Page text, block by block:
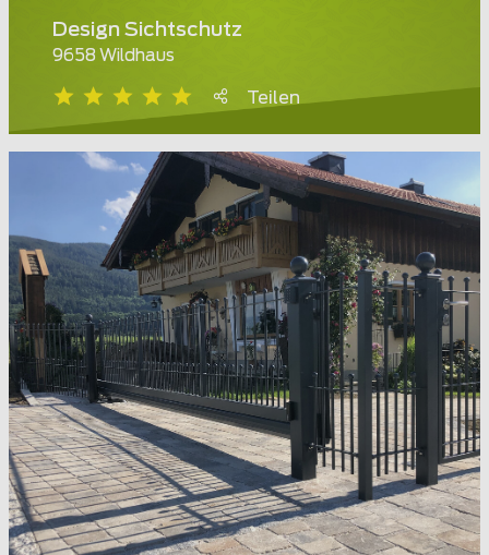
Design Sichtschutz
9658 Wildhaus
Teilen